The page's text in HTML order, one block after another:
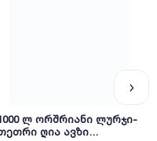
ლ ორშრიანი ლურჯი-
ღია ავზი